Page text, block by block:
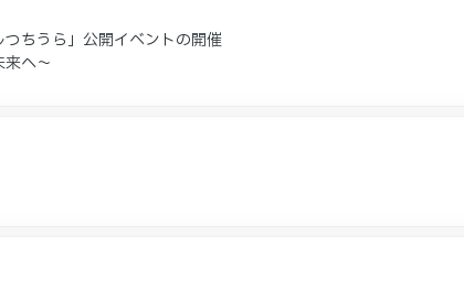
ちうら」公開イベントの開催
へ～